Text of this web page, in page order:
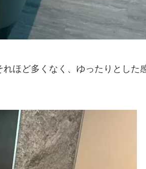
ほど多くなく、ゆったりとした